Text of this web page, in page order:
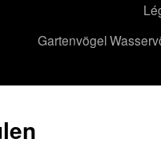
Gartenvögel